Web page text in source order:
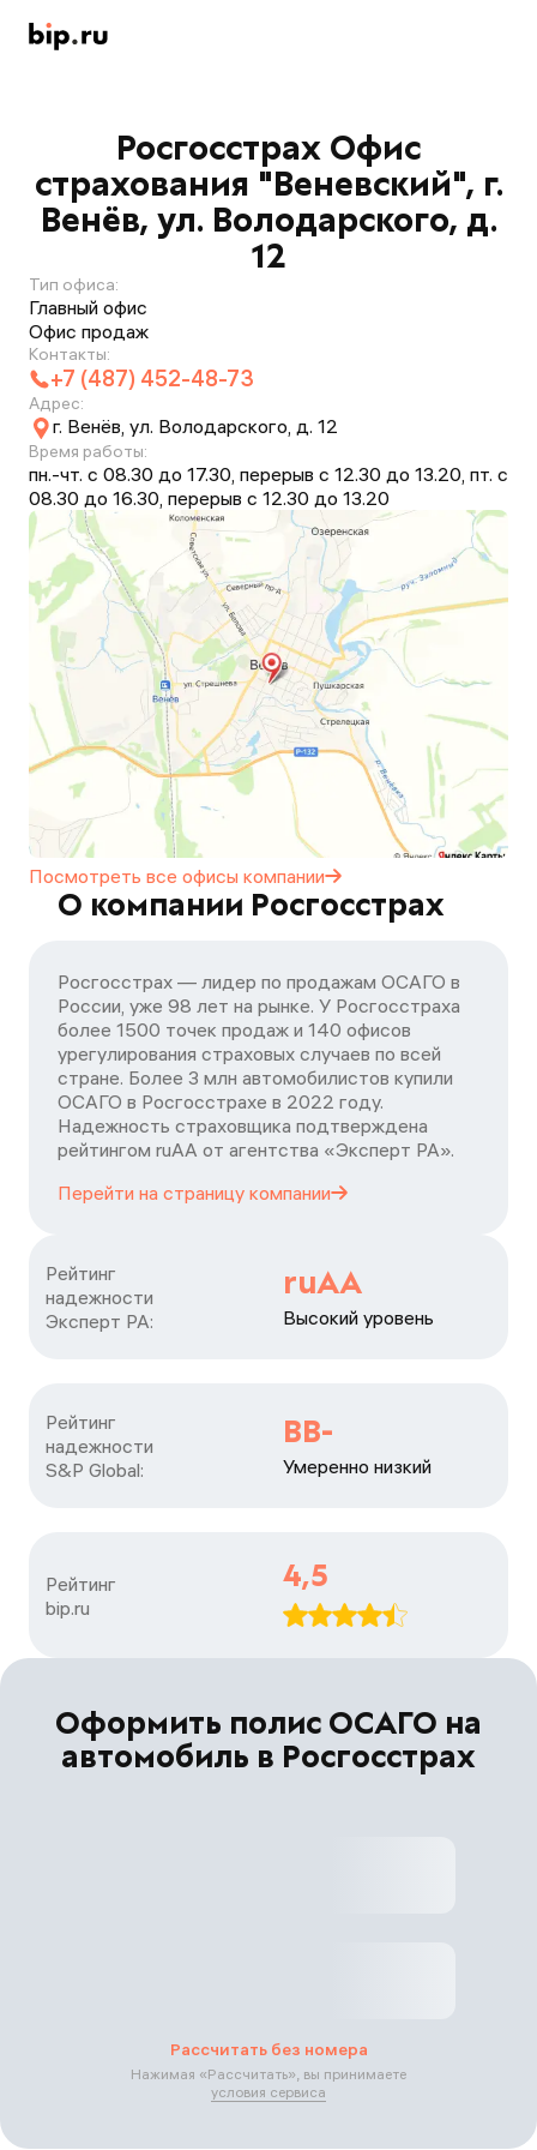
Росгосстрах Офис
страхования "Веневский", г.
Венёв, ул. Володарского, д.
12
Тип офиса:
Главный офис
Офис продаж
Контакты:
+7 (487) 452-48-73
Адрес:
г. Венёв, ул. Володарского, д. 12
Время работы:
пн.-чт. с 08.30 до 17.30, перерыв с 12.30 до 13.20, пт. с
08.30 до 16.30, перерыв с 12.30 до 13.20
Посмотреть все офисы компании
О компании Росгосстрах
Росгосстрах — лидер по продажам ОСАГО в
России, уже 98 лет на рынке. У Росгосстраха
более 1500 точек продаж и 140 офисов
урегулирования страховых случаев по всей
стране. Более 3 млн автомобилистов купили
ОСАГО в Росгосстрахе в 2022 году.
Надежность страховщика подтверждена
рейтингом ruАА от агентства «Эксперт РА».
Перейти на страницу компании
Рейтинг
надежности
Эксперт РА:
ruAA
Высокий уровень
Рейтинг
надежности
S&P Global:
BB-
Умеренно низкий
Рейтинг
bip.ru
4,5
Оформить полис ОСАГО на
автомобиль в Росгосстрах
Рассчитать без номера
Нажимая «Рассчитать», вы принимаете
условия сервиса